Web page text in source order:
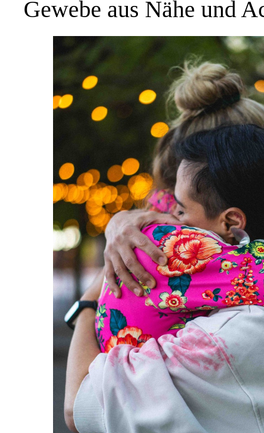
Gewebe aus Nähe und